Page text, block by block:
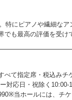
特にピアノや繊細なア
でも最高の評価を受け
べて指定席・税込みチ
対応日・祝除く10:00-
当ホールには、チ